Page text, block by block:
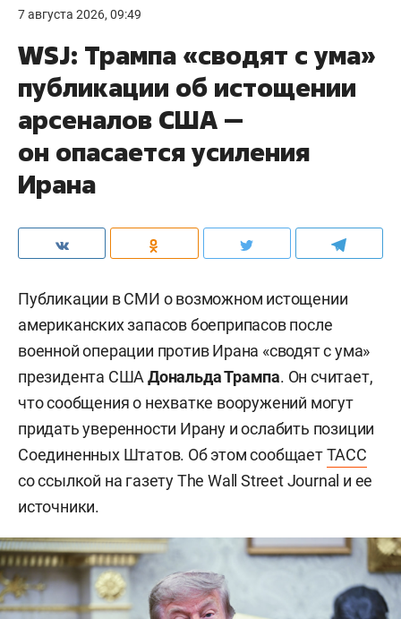
7 августа 2026, 09:49
WSJ: Трампа «сводят с ума»
публикации об истощении
арсеналов США —
он опасается усиления
Ирана
Публикации в СМИ о возможном истощении
американских запасов боеприпасов после
военной операции против Ирана «сводят с ума»
президента СШАДональда Трампа. Он считает,
что сообщения о нехватке вооружений могут
придать уверенности Ирану и ослабить позиции
Соединенных Штатов. Об этом сообщаетТАСС
со ссылкой на газету The Wall Street Journal и ее
источники.